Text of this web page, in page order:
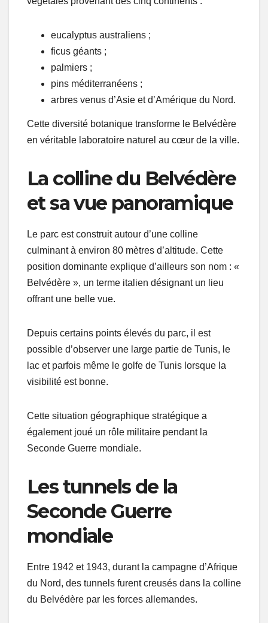
eucalyptus australiens ;
ficus géants ;
palmiers ;
pins méditerranéens ;
arbres venus d’Asie et d’Amérique du Nord.
Cette diversité botanique transforme le Belvédère
en véritable laboratoire naturel au cœur de la ville.
La colline du Belvédère
et sa vue panoramique
Le parc est construit autour d’une colline
culminant à environ 80 mètres d’altitude. Cette
position dominante explique d’ailleurs son nom : «
Belvédère », un terme italien désignant un lieu
offrant une belle vue.
Depuis certains points élevés du parc, il est
possible d’observer une large partie de Tunis, le
lac et parfois même le golfe de Tunis lorsque la
visibilité est bonne.
Cette situation géographique stratégique a
également joué un rôle militaire pendant la
Seconde Guerre mondiale.
Les tunnels de la
Seconde Guerre
mondiale
Entre 1942 et 1943, durant la campagne d’Afrique
du Nord, des tunnels furent creusés dans la colline
du Belvédère par les forces allemandes.